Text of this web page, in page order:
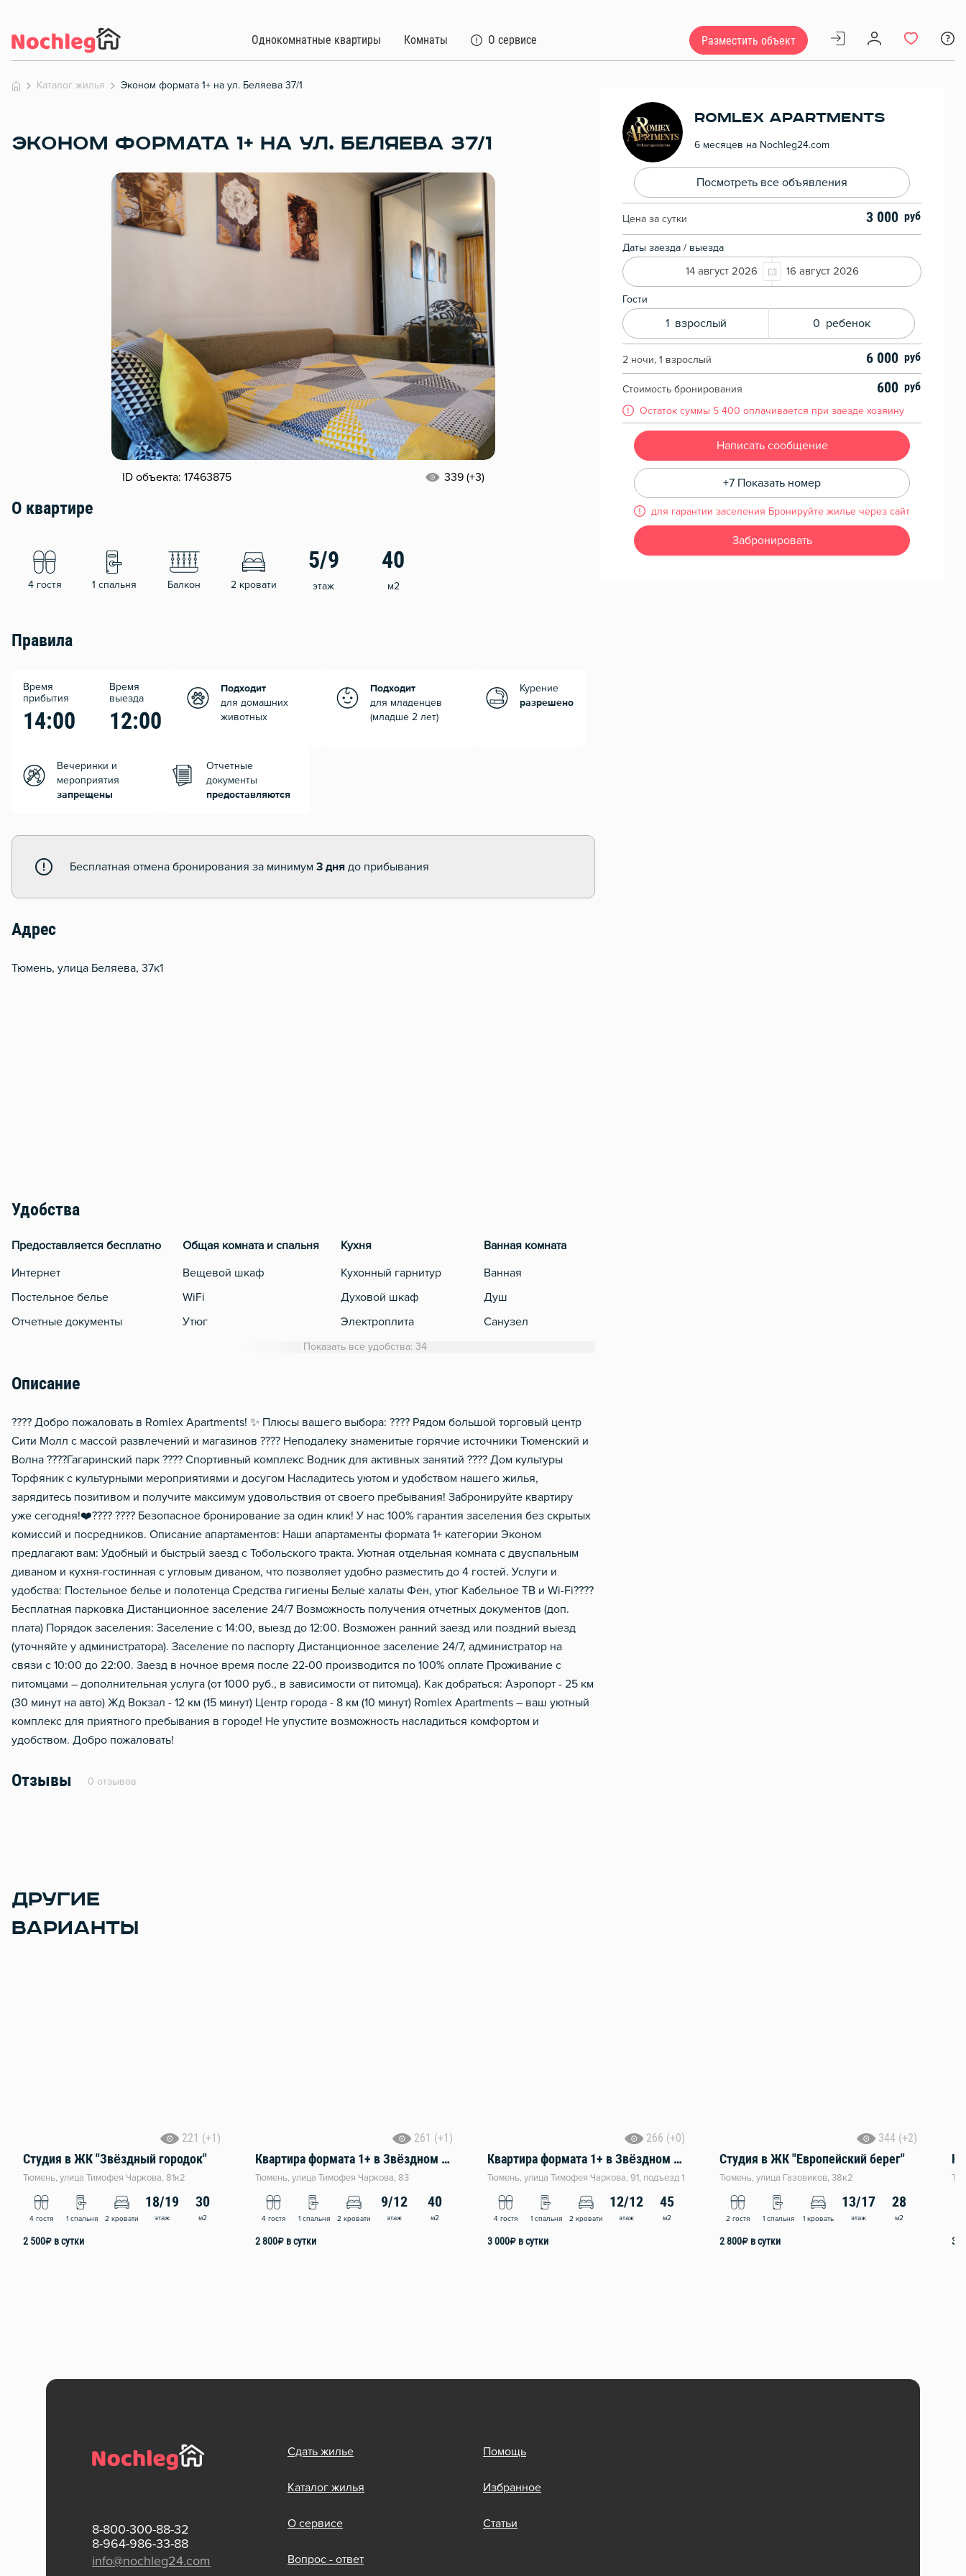
Однокомнатные квартиры Комнаты О сервисе Разместить объект
Каталог жилья Эконом формата 1+ на ул. Беляева 37/1
ЭКОНОМ ФОРМАТА 1+ НА УЛ. БЕЛЯЕВА 37/1
ID объекта: 17463875 339 (+3)
О квартире
4 гостя 1 спальня Балкон 2 кровати
5/9
этаж
40
м2
Правила
Время
прибытия
14:00
Время
выезда
12:00
Подходит
для домашних
животных
Подходит
для младенцев
(младше 2 лет)
Курение
разрешено
Вечеринки и
мероприятия
запрещены
Отчетные
документы
предоставляются
Бесплатная отмена бронирования за минимум 3 дня до прибывания
Адрес
Тюмень, улица Беляева, 37к1
Удобства
Предоставляется бесплатно
Интернет
Постельное белье
Отчетные документы
Общая комната и спальня
Вещевой шкаф
WiFi
Утюг
Балкон
Москитная сеть
Домофон
Металлическая дверь
Обогреватель
Кухня
Кухонный гарнитур
Духовой шкаф
Электроплита
Холодильник
Электрический чайник
Посуда
Столовые приборы
Ванная комната
Ванная
Душ
Санузел
Фен
Шампунь, мыло
Халат
Показать все удобства: 34
Описание
???? Добро пожаловать в Romlex Apartments! ✨ Плюсы вашего выбора: ????️ Рядом большой торговый центр
Сити Молл с массой развлечений и магазинов ???? Неподалеку знаменитые горячие источники Тюменский и
Волна ????Гагаринский парк ???? Спортивный комплекс Водник для активных занятий ???? Дом культуры
Торфяник с культурными мероприятиями и досугом Насладитесь уютом и удобством нашего жилья,
зарядитесь позитивом и получите максимум удовольствия от своего пребывания! Забронируйте квартиру
уже сегодня!❤️‍???? ???? Безопасное бронирование за один клик! У нас 100% гарантия заселения без скрытых
комиссий и посредников. Описание апартаментов: Наши апартаменты формата 1+ категории Эконом
предлагают вам: Удобный и быстрый заезд с Тобольского тракта. Уютная отдельная комната с двуспальным
диваном и кухня-гостинная с угловым диваном, что позволяет удобно разместить до 4 гостей. Услуги и
удобства: Постельное белье и полотенца Средства гигиены Белые халаты Фен, утюг Кабельное ТВ и Wi-Fi????
Бесплатная парковка Дистанционное заселение 24/7 Возможность получения отчетных документов (доп.
плата) Порядок заселения: Заселение с 14:00, выезд до 12:00. Возможен ранний заезд или поздний выезд
(уточняйте у администратора). Заселение по паспорту Дистанционное заселение 24/7, администратор на
связи с 10:00 до 22:00. Заезд в ночное время после 22-00 производится по 100% оплате Проживание с
питомцами – дополнительная услуга (от 1000 руб., в зависимости от питомца). Как добраться: Аэропорт - 25 км
(30 минут на авто) Жд Вокзал - 12 км (15 минут) Центр города - 8 км (10 минут) Romlex Apartments – ваш уютный
комплекс для приятного пребывания в городе! Не упустите возможность насладиться комфортом и
удобством. Добро пожаловать!
Отзывы 0 отзывов
Romlex Apartments
6 месяцев на Nochleg24.com
Посмотреть все объявления
Цена за сутки 3 000
Даты заезда / выезда
14 август 2026 16 август 2026
Гости
1 взрослый 0 ребенок
2 ночи, 1 взрослый 6 000
Стоимость бронирования 600
Остаток суммы 5 400 оплачивается при заезде хозяину
Написать сообщение
+7 Показать номер
для гарантии заселения Бронируйте жилье через сайт
Забронировать
ДРУГИЕ
ВАРИАНТЫ
221 (+1)
Студия в ЖК "Звёздный городок"
Тюмень, улица Тимофея Чаркова, 81к2
4 гостя 1 спальня 2 кровати
18/19
этаж
30
м2
2 500₽ в сутки
261 (+1)
Квартира формата 1+ в Звёздном городке
Тюмень, улица Тимофея Чаркова, 83
4 гостя 1 спальня 2 кровати
9/12
этаж
40
м2
2 800₽ в сутки
266 (+0)
Квартира формата 1+ в Звёздном городке
Тюмень, улица Тимофея Чаркова, 91, подъезд 1
4 гостя 1 спальня 2 кровати
12/12
этаж
45
м2
3 000₽ в сутки
344 (+2)
Студия в ЖК "Европейский берег"
Тюмень, улица Газовиков, 38к2
2 гостя 1 спальня 1 кровать
13/17
этаж
28
м2
2 800₽ в сутки 3
8-800-300-88-32
8-964-986-33-88
info@nochleg24.com
Сдать жилье
Каталог жилья
О сервисе
Вопрос - ответ
Помощь
Избранное
Статьи